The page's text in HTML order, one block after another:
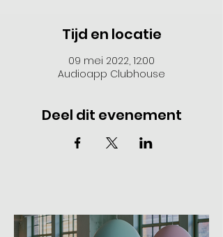
Tijd en locatie
09 mei 2022, 12:00
Audioapp Clubhouse
Deel dit evenement